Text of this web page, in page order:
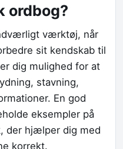
ordbog?
værktøj, når
sit kendskab til
dig mulighed for at
stavning,
En god
eksempler på
der hjælper dig med
korrekt.